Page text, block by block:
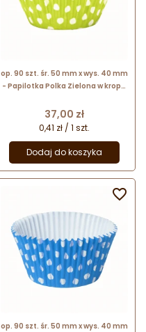
op. 90 szt. śr. 50 mm x wys. 40 mm
- Papilotka Polka Zielona w kropki
do babeczek
Cena
37,00 zł
0,41 zł / 1 szt.
Dodaj do koszyka
op. 90 szt. śr. 50 mm x wys. 40 mm
